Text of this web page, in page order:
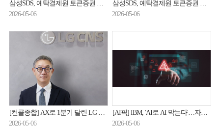
삼성SDS, 예탁결제원 토큰증권 플랫폼 구축 사업 수주
2026-05-06
삼성SDS, 예탁결제원 토큰증권 플랫폼 구축 사업 수주
2026-05-06
[컨콜종합] AX로 1분기 달린 LG CNS, 로봇·금융·해외 '전선 확대'
2026-05-06
[AI픽] IBM, 'AI로 AI 막는다'…자율형 보안 공개
2026-05-06